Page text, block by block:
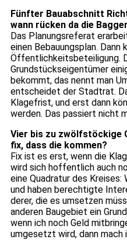
Fünfter Bauabschnitt
wann rücken da die
Das Planungsreferat
einen Bebauungsplan. Dann
Öffentlichkeitsbeteiligung.
Grundstückseigentümer
bekommt, das nennt man
entscheidet der Stadtrat.
Klagefrist, und erst dann
werden. Das passiert nicht
Vier bis zu zwölfstöckige
fix, dass die kommen?
Fix ist es erst, wenn die
wird sich hoffentlich auch
eine Quadratur des Kreises:
und haben berechtigte
derer, die es umsetzen
anderen Baugebiet ein
wenn ich noch Geld
umgesetzt wird, dann mach